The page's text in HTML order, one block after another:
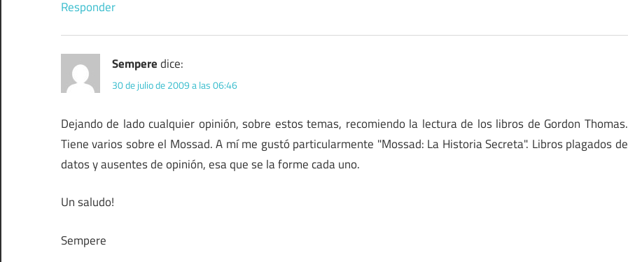
Responder
Semperedice:
30 de julio de 2009 a las 06:46
Dejando de lado cualquier opinión, sobre estos temas, recomiendo la lectura de los libros de Gordon Thomas.
Tiene varios sobre el Mossad. A mí me gustó particularmente "Mossad: La Historia Secreta". Libros plagados de
datos y ausentes de opinión, esa que se la forme cada uno.
Un saludo!
Sempere